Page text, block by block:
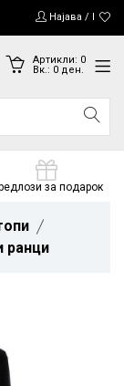
Најава /
Артикли: 0
Вк.: 0ден.
за подарок
ранци